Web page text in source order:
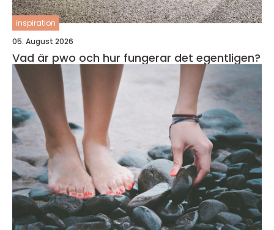
inspiration
05. August 2026
Vad är pwo och hur fungerar det egentligen?